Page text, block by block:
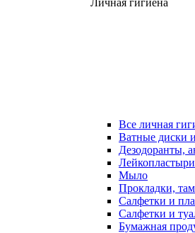
Личная гигиена
Все личная
Ватные диски
Дезодоранты,
Лейкопластыри
Мыло
Прокладки,
Салфетки и
Салфетки и
Бумажная